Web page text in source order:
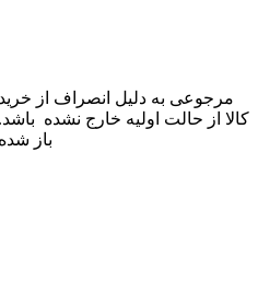
کالا از حالت اولیه خارج نشده
باز